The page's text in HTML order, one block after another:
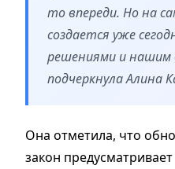
то впереди. Но на
создается уже
решениями и нашим
подчеркнула Алина
Она отметила, что
закон